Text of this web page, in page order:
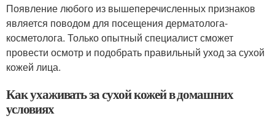
Появление любого из вышеперечисленных признаков
является поводом для посещения дерматолога-
косметолога. Только опытный специалист сможет
провести осмотр и подобрать правильный уход за сухой
кожей лица.
Как ухаживать за сухой кожей в домашних
условиях